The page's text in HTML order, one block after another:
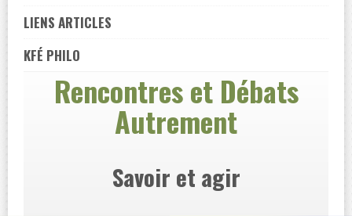
LIENS ARTICLES
KFÉ PHILO
Rencontres et Débats
Autrement
Savoir et agir